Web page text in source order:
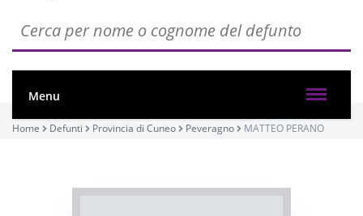
Menu
Home Defunti Provincia di Cuneo Peveragno MATTEO PERANO
PASSATE: